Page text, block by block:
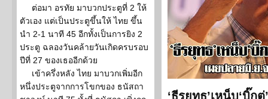
ต่อมา อรทัย มาบวกประตูที่ 2 ให้
ตัวเอง แต่เป็นประตูขึ้นให้ ไทย ขึ้น
นำ 2-1 นาที 45 อีกทั้งเป็นการยิง 2
ประตู ฉลองวันคล้ายวันเกิดครบรอบ
ปีที่ 27 ของเธออีกด้วย
เข้าครึ่งหลัง ไทย มาบวกเพิ่มอีก
หนึ่งประตูจากการโขกของ ธนัสถา
‘ธีรยุทธ’เหน็บ‘บิ๊ก